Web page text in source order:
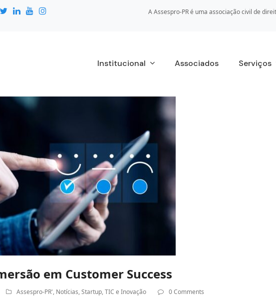
A Assespro-PR é uma associação civil de
Institucional Associados Serviços
em Customer Success
Assespro-PR', Notícias,Startup,TIC e Inovação 0 Comments